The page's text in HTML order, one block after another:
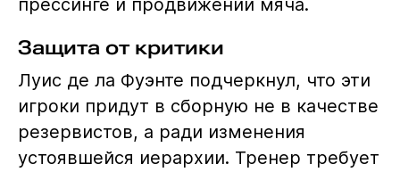
Защита от критики
Луис де ла Фуэнте подчеркнул, что эти
игроки придут в сборную не в качестве
резервистов, а ради изменения
устоявшейся иерархии. Тренер требует